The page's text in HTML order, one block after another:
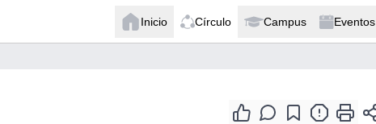
Inicio Círculo Campus Eventos